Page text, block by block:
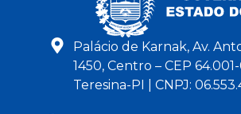
Palácio de Karnak, Av.
1450, Centro – CEP
Teresina-PI | CNPJ: